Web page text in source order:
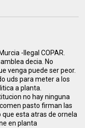
-Ilegal COPAR.
decia. No
venga puede ser peor.
uds para meter a los
a planta.
no hay ninguna
pasto firman las
esta atras de ornela
en planta